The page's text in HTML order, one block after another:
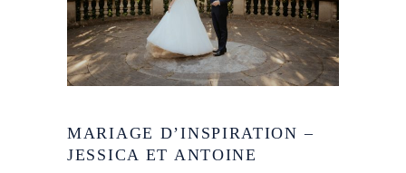
MARIAGE D’INSPIRATION –
JESSICA ET ANTOINE